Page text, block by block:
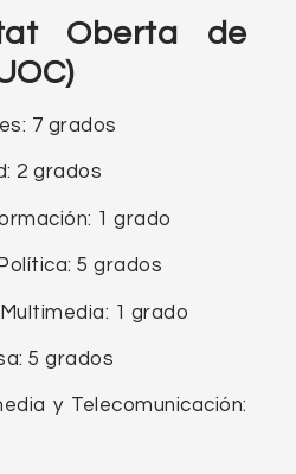
Oberta de
7 grados
2 grados
1 grado
5 grados
1 grado
5 grados
y Telecomunicación: